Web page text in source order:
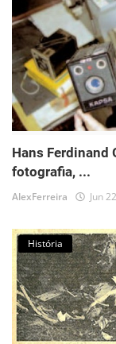
Hans Ferdinand
fotografia, ...
AlexFerreira Jun
História